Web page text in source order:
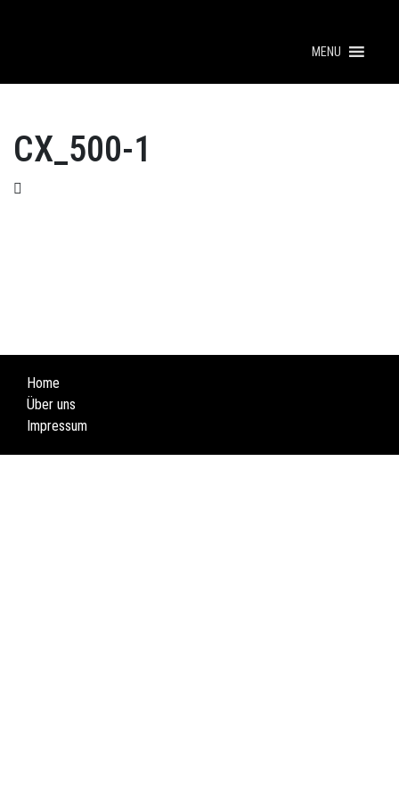
MENU
CX_500-1
Home
Über uns
Impressum